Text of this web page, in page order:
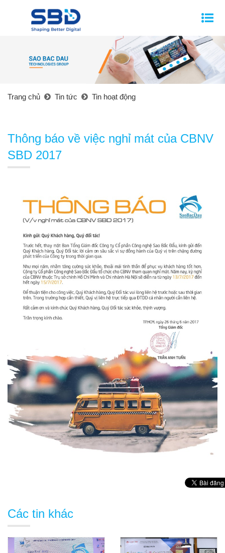
Trang chủ Tin tức Tin hoạt động
Thông báo về việc nghỉ mát của CBNV
SBD 2017
Các tin khác